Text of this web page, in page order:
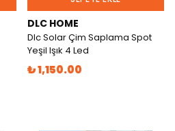
DLC HOME
Dlc Solar Çim Saplama Spot
Yeşil Işık 4 Led
₺ 1,150.00